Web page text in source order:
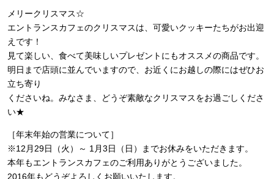
メリークリスマス☆
エントランスカフェのクリスマスは、可愛いクッキーたちがお出迎
えです！
見て楽しい、食べて美味しいプレゼントにもオススメの商品です。
明日まで店頭に並んでいますので、お近くにお越しの際にはぜひお
立ち寄り
くださいね。みなさま、どうぞ素敵なクリスマスをお過ごしくださ
い★
［年末年始の営業について］
※12月29日（火）～ 1月3日（日）までお休みをいただきます。
本年もエントランスカフェのご利用ありがとうございました。
2016年もどうぞよろしくお願いいたします。